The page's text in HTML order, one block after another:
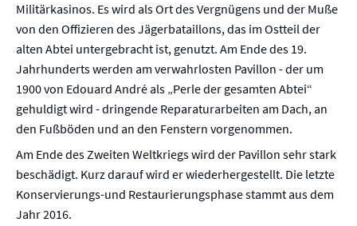
Militärkasinos. Es wird als Ort des Vergnügens und der Muße
von den Offizieren des Jägerbataillons, das im Ostteil der
alten Abtei untergebracht ist, genutzt. Am Ende des 19.
Jahrhunderts werden am verwahrlosten Pavillon - der um
1900 von Edouard André als „Perle der gesamten Abtei“
gehuldigt wird - dringende Reparaturarbeiten am Dach, an
den Fußböden und an den Fenstern vorgenommen.
Am Ende des Zweiten Weltkriegs wird der Pavillon sehr stark
beschädigt. Kurz darauf wird er wiederhergestellt. Die letzte
Konservierungs-und Restaurierungsphase stammt aus dem
Jahr 2016.